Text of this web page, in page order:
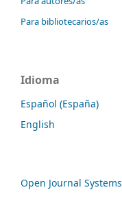
Para bibliotecarios/as
Idioma
Español (España)
English
Open Journal Systems